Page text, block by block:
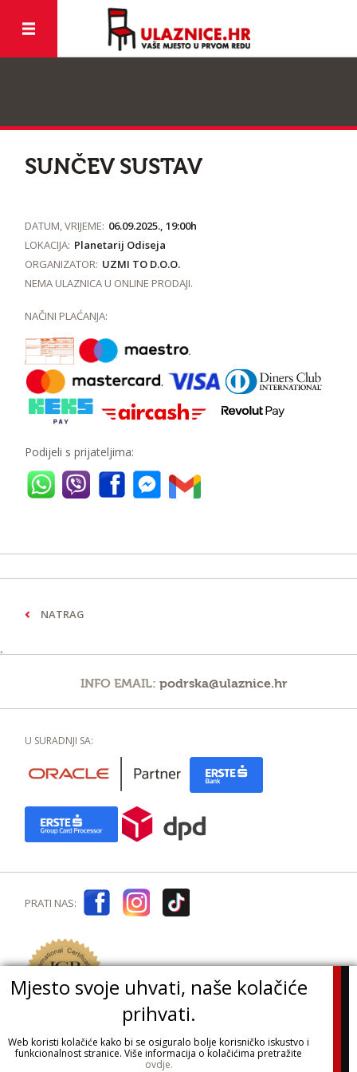
SUNČEV SUSTAV
DATUM, VRIJEME: 06.09.2025., 19:00h
LOKACIJA: Planetarij Odiseja
ORGANIZATOR: UZMI TO D.O.O.
NEMA ULAZNICA U ONLINE PRODAJI.
NAČINI PLAĆANJA:
Podijeli s prijateljima:
NATRAG
INFO EMAIL:podrska@ulaznice.hr
U SURADNJI SA:
PRATI NAS:
Mjesto svoje uhvati, naše kolačiće
prihvati.
Web koristi kolačiće kako bi se osiguralo bolje korisničko iskustvo i
funkcionalnost stranice. Više informacija o kolačićima pretražite
ovdje.